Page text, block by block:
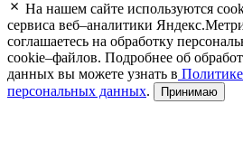
На нашем сайте используются
сервиса веб–аналитики
соглашаетесь на обработку
cookie–файлов. Подробнее об
данных вы можете узнать в
персональных данных. Принимаю